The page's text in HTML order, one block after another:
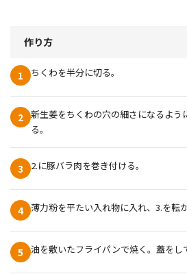
作り方
1 ちくわを半分に切る。
2 新生姜をちくわの穴の細さになるよう
る。
3 2.に豚バラ肉を巻き付ける。
4 薄力粉を平たい入れ物に入れ、3.を転
5 油を敷いたフライパンで焼く。蓋をし